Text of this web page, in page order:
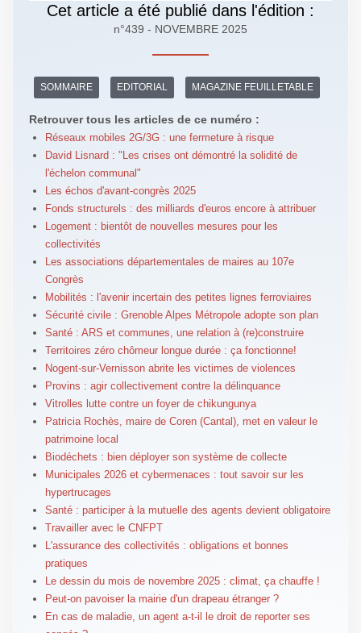
Cet article a été publié dans l'édition :
n°439 - NOVEMBRE 2025
SOMMAIRE EDITORIAL MAGAZINE FEUILLETABLE
Retrouver tous les articles de ce numéro :
Réseaux mobiles 2G/3G : une fermeture à risque
David Lisnard : "Les crises ont démontré la solidité de
l'échelon communal"
Les échos d'avant-congrès 2025
Fonds structurels : des milliards d'euros encore à attribuer
Logement : bientôt de nouvelles mesures pour les
collectivités
Les associations départementales de maires au 107e
Congrès
Mobilités : l'avenir incertain des petites lignes ferroviaires
Sécurité civile : Grenoble Alpes Métropole adopte son plan
Santé : ARS et communes, une relation à (re)construire
Territoires zéro chômeur longue durée : ça fonctionne!
Nogent-sur-Vernisson abrite les victimes de violences
Provins : agir collectivement contre la délinquance
Vitrolles lutte contre un foyer de chikungunya
Patricia Rochès, maire de Coren (Cantal), met en valeur le
patrimoine local
Biodéchets : bien déployer son système de collecte
Municipales 2026 et cybermenaces : tout savoir sur les
hypertrucages
Santé : participer à la mutuelle des agents devient obligatoire
Travailler avec le CNFPT
L'assurance des collectivités : obligations et bonnes
pratiques
Le dessin du mois de novembre 2025 : climat, ça chauffe !
Peut-on pavoiser la mairie d'un drapeau étranger ?
En cas de maladie, un agent a-t-il le droit de reporter ses